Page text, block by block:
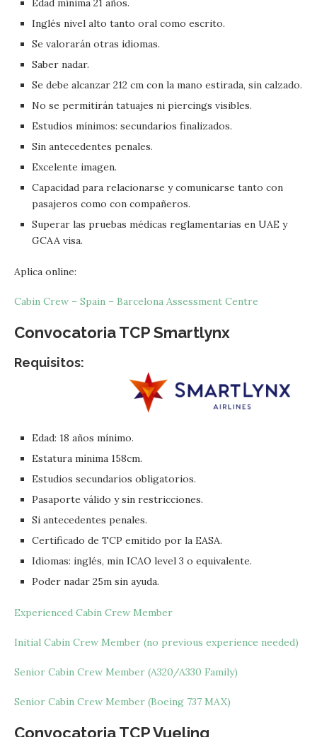
Edad mínima 21 años.
Inglés nivel alto tanto oral como escrito.
Se valorarán otras idiomas.
Saber nadar.
Se debe alcanzar 212 cm con la mano estirada, sin calzado.
No se permitirán tatuajes ni piercings visibles.
Estudios mínimos: secundarios finalizados.
Sin antecedentes penales.
Excelente imagen.
Capacidad para relacionarse y comunicarse tanto con
pasajeros como con compañeros.
Superar las pruebas médicas reglamentarias en UAE y
GCAA visa.
Aplica online:
Cabin Crew – Spain – Barcelona Assessment Centre
Convocatoria TCPSmartlynx
Requisitos:
Edad: 18 años mínimo.
Estatura mínima 158cm.
Estudios secundarios obligatorios.
Pasaporte válido y sin restricciones.
Si antecedentes penales.
Certificado de TCP emitido por la EASA.
Idiomas: inglés, min ICAO level 3 o equivalente.
Poder nadar 25m sin ayuda.
Experienced Cabin Crew Member
Initial Cabin Crew Member (no previous experience needed)
Senior Cabin Crew Member (A320/A330 Family)
Senior Cabin Crew Member (Boeing 737 MAX)
Convocatoria TCPVueling